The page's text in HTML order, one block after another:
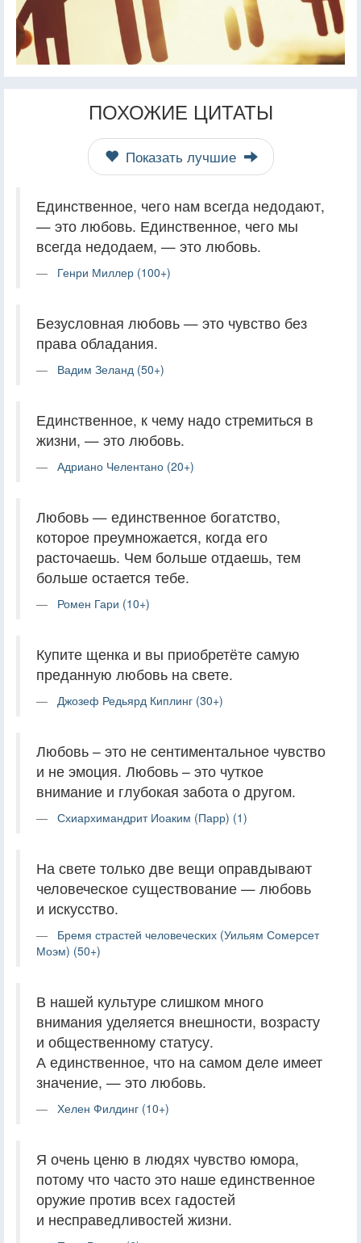
ПОХОЖИЕ ЦИТАТЫ
Показать лучшие
Единственное, чего нам всегда недодают,
— это любовь. Единственное, чего мы
всегда недодаем, — это любовь.
Генри Миллер (100+)
Безусловная любовь — это чувство без
права обладания.
Вадим Зеланд (50+)
Единственное, к чему надо стремиться в
жизни, — это любовь.
Адриано Челентано (20+)
Любовь — единственное богатство,
которое преумножается, когда его
расточаешь. Чем больше отдаешь, тем
больше остается тебе.
Ромен Гари (10+)
Купите щенка и вы приобретёте самую
преданную любовь на свете.
Джозеф Редьярд Киплинг (30+)
Любовь – это не сентиментальное чувство
и не эмоция. Любовь – это чуткое
внимание и глубокая забота о другом.
Схиархимандрит Иоаким (Парр) (1)
На свете только две вещи оправдывают
человеческое существование — любовь
и искусство.
Бремя страстей человеческих (Уильям Сомерсет
Моэм) (50+)
В нашей культуре слишком много
внимания уделяется внешности, возрасту
и общественному статусу.
А единственное, что на самом деле имеет
значение, — это любовь.
Хелен Филдинг (10+)
Я очень ценю в людях чувство юмора,
потому что часто это наше единственное
оружие против всех гадостей
и несправедливостей жизни.